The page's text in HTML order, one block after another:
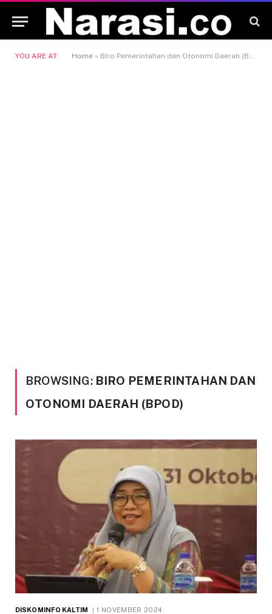
YOU ARE AT: Home » Biro Pemerintahan dan Otonomi Daerah (BPOD)
BROWSING: BIRO PEMERINTAHAN DAN
OTONOMI DAERAH (BPOD)
DISKOMINFO KALTIM 1 NOVEMBER 2024